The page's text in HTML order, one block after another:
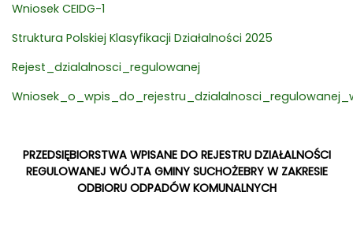
Wniosek CEIDG-1
Struktura Polskiej Klasyfikacji Działalności 2025
Rejest_dzialalnosci_regulowanej
PRZEDSIĘBIORSTWA WPISANE DO REJESTRU DZIAŁALNOŚCI
REGULOWANEJ WÓJTA GMINY SUCHOŻEBRY W ZAKRESIE
ODBIORU ODPADÓW KOMUNALNYCH